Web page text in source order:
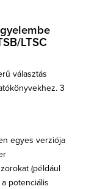
LTSC
választás
3
egyes verziója
(például
potenciális